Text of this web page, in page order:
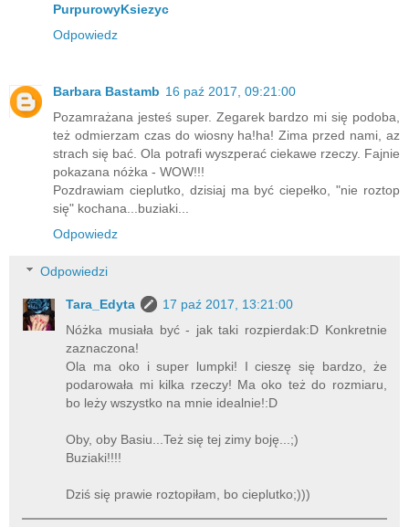
PurpurowyKsiezyc
Odpowiedz
Barbara Bastamb 16 paź 2017, 09:21:00
Pozamrażana jesteś super. Zegarek bardzo mi się podoba,
też odmierzam czas do wiosny ha!ha! Zima przed nami, az
strach się bać. Ola potrafi wyszperać ciekawe rzeczy. Fajnie
pokazana nóżka - WOW!!!
Pozdrawiam cieplutko, dzisiaj ma być ciepełko, "nie roztop
się" kochana...buziaki...
Odpowiedz
Odpowiedzi
Tara_Edyta
17 paź 2017, 13:21:00
Nóżka musiała być - jak taki rozpierdak:D Konkretnie
zaznaczona!
Ola ma oko i super lumpki! I cieszę się bardzo, że
podarowała mi kilka rzeczy! Ma oko też do rozmiaru,
bo leży wszystko na mnie idealnie!:D
Oby, oby Basiu...Też się tej zimy boję...;)
Buziaki!!!!
Dziś się prawie roztopiłam, bo cieplutko;)))